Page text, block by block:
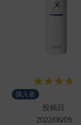
購入者
投稿日
2022/06/09